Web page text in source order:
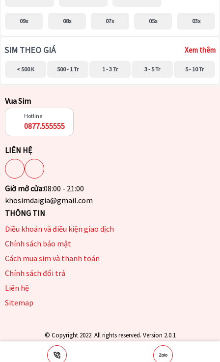
09x 08x 07x 05x 03x
SIM THEO GIÁ Xem thêm
< 500 K 500 - 1 Tr 1 - 3 Tr 3 - 5 Tr 5 - 10 Tr
Vua Sim
Hotline
0877.555555
LIÊN HỆ
Giờ mở cửa:08:00 - 21:00
khosimdaigia@gmail.com
THÔNG TIN
Điều khoản và điều kiện giao dịch
Chính sách bảo mật
Cách mua sim và thanh toán
Chính sách đổi trả
Liên hệ
Sitemap
© Copyright 2022. All rights reserved. Version 2.0.1